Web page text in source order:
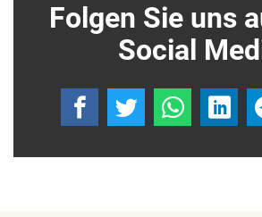
Folgen Sie uns
Social